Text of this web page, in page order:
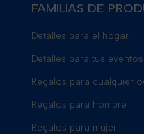
FAMILIAS DE
Detalles para el hogar
Detalles para tus eventos
Regalos para cualquier
Regalos para hombre
Regalos para mujer